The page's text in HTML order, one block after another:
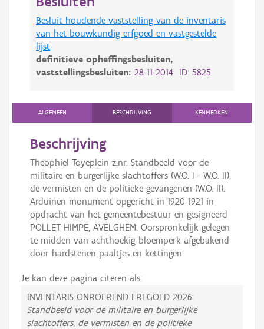
Besluit houdende vaststelling van de inventaris
van het bouwkundig erfgoed en vastgestelde
lijst
definitieve opheffingsbesluiten,
vaststellingsbesluiten: 28-11-2014 ID: 5825
ALGEMEEN BESCHRIJVING KENMERKEN
Beschrijving
Theophiel Toyeplein z.nr. Standbeeld voor de
militaire en burgerlijke slachtoffers (W.O. I - W.O. II),
de vermisten en de politieke gevangenen (W.O. II).
Arduinen monument opgericht in 1920-1921 in
opdracht van het gemeentebestuur en gesigneerd
POLLET-HIMPE, AVELGHEM. Oorspronkelijk gelegen
te midden van achthoekig bloemperk afgebakend
door hardstenen paaltjes en kettingen
Je kan deze pagina citeren als:
INVENTARIS ONROEREND ERFGOED 2026:
Standbeeld voor de militaire en burgerlijke
slachtoffers, de vermisten en de politieke